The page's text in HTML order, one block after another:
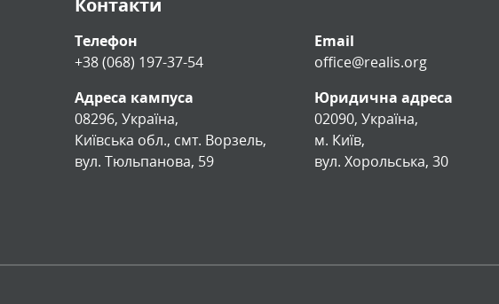
Контакти
Телефон
+38 (068) 197-37-54
Email
office@realis.org
Адреса кампуса
08296, Україна,
Київська обл., смт. Ворзель,
вул. Тюльпанова, 59
Юридична адреса
02090, Україна,
м. Київ,
вул. Хорольська, 30